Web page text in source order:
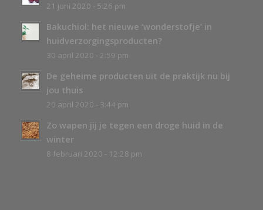
21 juni 2020 - 5:26 pm
Bakuchiol: het nieuwe ‘wonderstofje’ in
huidverzorgingsproducten?
30 april 2020 - 2:59 pm
De geheime producten uit de praktijk nu bij
jou thuis
20 april 2020 - 3:44 pm
Zo wapen jij je tegen een droge huid in de
winter
8 februari 2020 - 12:28 pm